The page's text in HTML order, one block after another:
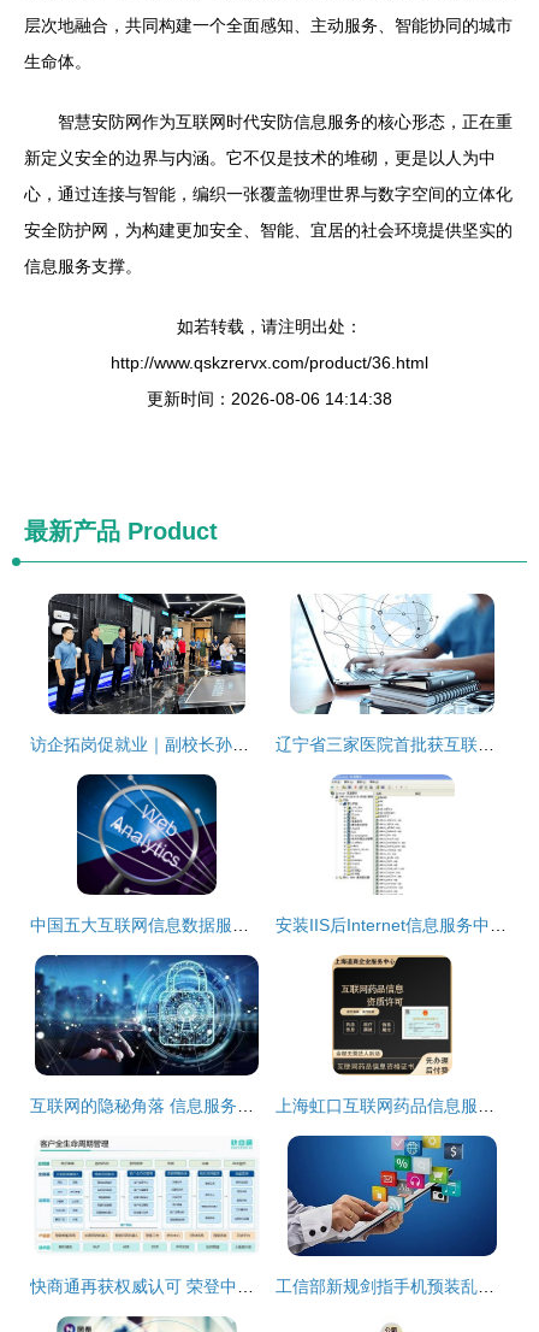
层次地融合，共同构建一个全面感知、主动服务、智能协同的城市
生命体。
智慧安防网作为互联网时代安防信息服务的核心形态，正在重
新定义安全的边界与内涵。它不仅是技术的堆砌，更是以人为中
心，通过连接与智能，编织一张覆盖物理世界与数字空间的立体化
安全防护网，为构建更加安全、智能、宜居的社会环境提供坚实的
信息服务支撑。
如若转载，请注明出处：
http://www.qskzrervx.com/product/36.html
更新时间：2026-08-06 14:14:38
最新产品 Product